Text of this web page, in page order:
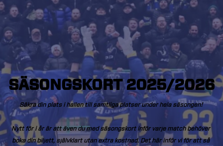
SÄSONGSKORT 2025/2026
Säkra din plats i hallen till samtliga platser under hela säsongen!
Nytt för i år är att även du med säsongskort inför varje match behöver
boka din biljett, självklart utan extra kostnad. Det här inför vi för att så